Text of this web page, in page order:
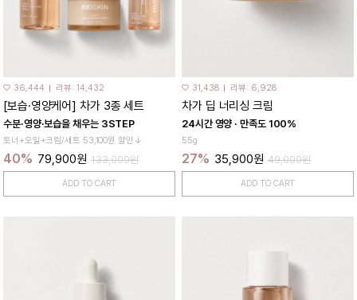
♡ 36,444 리뷰: 14,432
[보습·영양케어] 차가 3종 세트
수분·영양·보습을 채우는 3STEP
토너+오일+크림/세트 53,100원 할인↓
40% 79,900원 133,000원
ADD TO CART
♡ 31,438 리뷰: 6,928
차가 딥 너리싱 크림
24시간 영양 · 만족도 100%
55g
27% 35,900원 49,000원
ADD TO CART